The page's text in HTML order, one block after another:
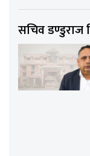
सचिव डण्डुराज